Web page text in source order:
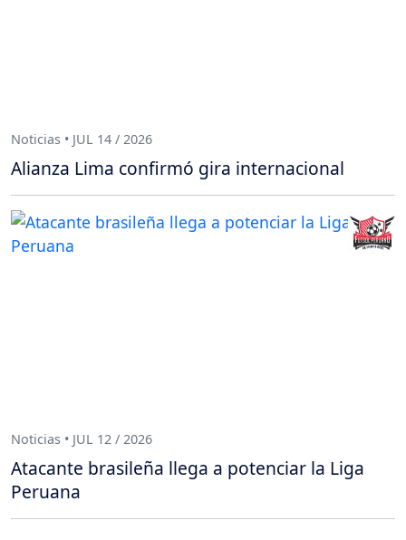
Noticias • JUL 14 / 2026
Alianza Lima confirmó gira internacional
Noticias • JUL 12 / 2026
Atacante brasileña llega a potenciar la Liga
Peruana